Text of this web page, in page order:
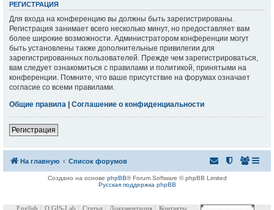
РЕГИСТРАЦИЯ
Для входа на конференцию вы должны быть зарегистрированы.
Регистрация занимает всего несколько минут, но предоставляет вам
более широкие возможности. Администратором конференции могут
быть установлены также дополнительные привилегии для
зарегистрированных пользователей. Прежде чем зарегистрироваться,
вам следует ознакомиться с правилами и политикой, принятыми на
конференции. Помните, что ваше присутствие на форумах означает
согласие со всеми правилами.
Общие правила | Соглашение о конфиденциальности
Регистрация
На главную Список форумов
Создано на основе phpBB® Forum Software © phpBB Limited
Русская поддержка phpBB
English О GIS-Lab Статьи Документация Контакты